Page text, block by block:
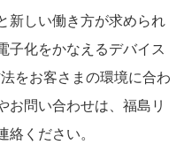
新しい働き方が求められ
子化をかなえるデバイス
をお客さまの環境に合わ
お問い合わせは、福島リ
絡ください。